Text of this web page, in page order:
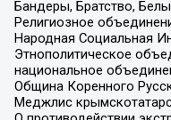
Бандеры, Братство,
Религиозное
Народная Социальная
Этнополитическое
национальное
Община Коренного
Меджлис